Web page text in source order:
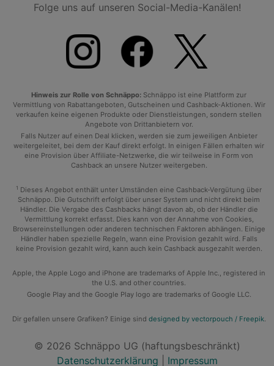
Folge uns auf unseren Social-Media-Kanälen!
Hinweis zur Rolle von Schnäppo: Schnäppo ist eine Plattform zur
Vermittlung von Rabattangeboten, Gutscheinen und Cashback-Aktionen. Wir
verkaufen keine eigenen Produkte oder Dienstleistungen, sondern stellen
Angebote von Drittanbietern vor.
Falls Nutzer auf einen Deal klicken, werden sie zum jeweiligen Anbieter
weitergeleitet, bei dem der Kauf direkt erfolgt. In einigen Fällen erhalten wir
eine Provision über Affiliate-Netzwerke, die wir teilweise in Form von
Cashback an unsere Nutzer weitergeben.
1 Dieses Angebot enthält unter Umständen eine Cashback-Vergütung über
Schnäppo. Die Gutschrift erfolgt über unser System und nicht direkt beim
Händler. Die Vergabe des Cashbacks hängt davon ab, ob der Händler die
Vermittlung korrekt erfasst. Dies kann von der Annahme von Cookies,
Browsereinstellungen oder anderen technischen Faktoren abhängen. Einige
Händler haben spezielle Regeln, wann eine Provision gezahlt wird. Falls
keine Provision gezahlt wird, kann auch kein Cashback ausgezahlt werden.
Apple, the Apple Logo and iPhone are trademarks of Apple Inc., registered in
the U.S. and other countries.
Google Play and the Google Play logo are trademarks of Google LLC.
Dir gefallen unsere Grafiken? Einige sind designed by vectorpouch / Freepik.
© 2026 Schnäppo UG (haftungsbeschränkt)
Datenschutzerklärung
Impressum